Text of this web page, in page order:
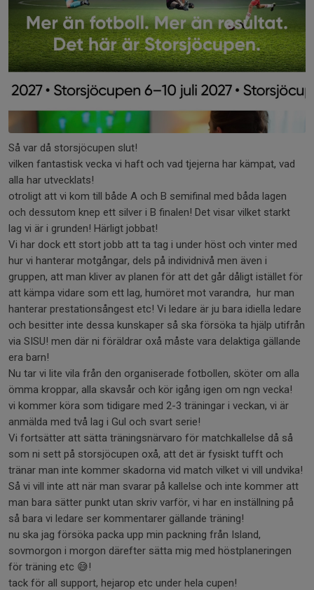
Så var då storsjöcupen slut!
vilken fantastisk vecka vi haft och vad tjejerna har kämpat, vad
alla har utvecklats!
otroligt att vi kom till både A och B semifinal med båda lagen
och dessutom knep ett silver i B finalen! Det visar vilket starkt
lag vi är i grunden! Härligt jobbat!
Vi har dock ett stort jobb att ta tag i under höst och vinter med
hur vi hanterar motgångar, dels på individnivå men även i
gruppen, att man kliver av planen för att det går dåligt istället för
att kämpa vidare som ett lag, humöret mot varandra, hur man
hanterar prestationsångest etc! Vi ledare är ju bara idiella ledare
och besitter inte dessa kunskaper så ska försöka ta hjälp utifrån
via SISU! men där ni föräldrar oxå måste vara delaktiga gällande
era barn!
Nu tar vi lite vila från den organiserade fotbollen, sköter om alla
ömma kroppar, alla skavsår och kör igång igen om ngn vecka!
vi kommer köra som tidigare med 2-3 träningar i veckan, vi är
anmälda med två lag i Gul och svart serie!
Vi fortsätter att sätta träningsnärvaro för matchkallelse då så
som ni sett på storsjöcupen oxå, att det är fysiskt tufft och
tränar man inte kommer skadorna vid match vilket vi vill undvika!
Så vi vill inte att när man svarar på kallelse och inte kommer att
man bara sätter punkt utan skriv varför, vi har en inställning på
så bara vi ledare ser kommentarer gällande träning!
nu ska jag försöka packa upp min packning från Island,
sovmorgon i morgon därefter sätta mig med höstplaneringen
för träning etc 😅!
tack för all support, hejarop etc under hela cupen!